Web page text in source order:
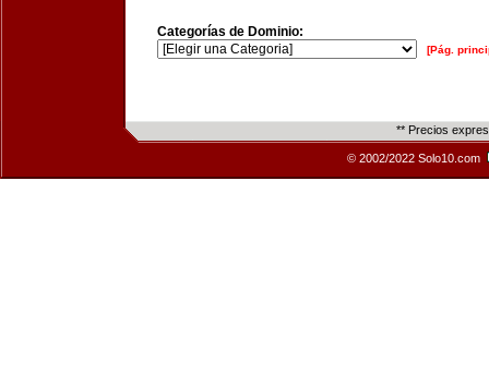
Categorías de Dominio:
[Pág.
** Precios
© 2002/2022 Solo10.com